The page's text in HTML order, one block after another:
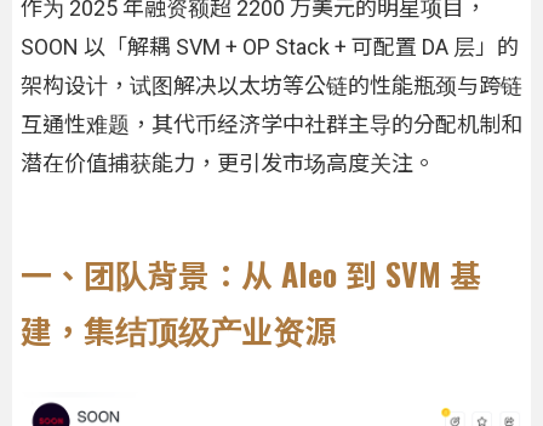
作为 2025 年融资额超 2200 万美元的明星项目，
SOON 以「解耦 SVM + OP Stack + 可配置 DA 层」的
架构设计，试图解决以太坊等公链的性能瓶颈与跨链
互通性难题，其代币经济学中社群主导的分配机制和
潜在价值捕获能力，更引发市场高度关注。
一、团队背景：从 Aleo 到 SVM 基
建，集结顶级产业资源